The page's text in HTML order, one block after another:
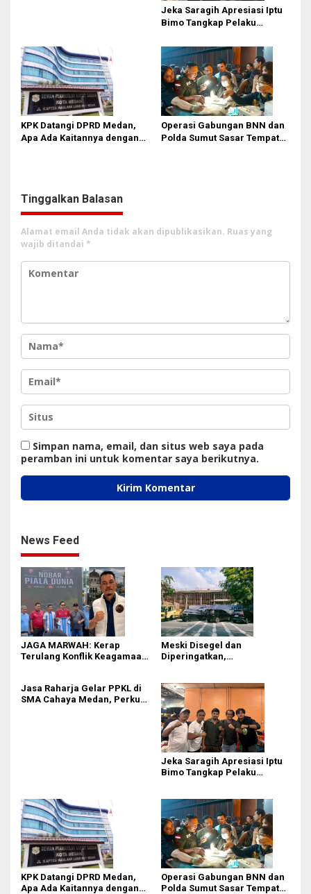
Jeka Saragih Apresiasi Iptu
Bimo Tangkap Pelaku
Hamil di Kawasan
Terowongan Pancasila
KPK Datangi DPRD Medan,
Apa Ada Kaitannya dengan
Operasi Gabungan BNN dan
Polda Sumut Sasar Tempat
Tinggalkan Balasan
Alamat email Anda tidak akan dipublikasikan. Ruas yang
wajib ditandai *
Simpan nama, email, dan situs web saya pada
peramban ini untuk komentar saya berikutnya.
News Feed
JAGA MARWAH: Kerap
Terulang Konflik Keagamaan,
Meski Disegel dan
Diperingatkan,
Medan
Jasa Raharja Gelar PPKL di
SMA Cahaya Medan, Perkuat
Jeka Saragih Apresiasi Iptu
Bimo Tangkap Pelaku
Terowongan Pancasila
KPK Datangi DPRD Medan,
Apa Ada Kaitannya dengan
Operasi Gabungan BNN dan
Polda Sumut Sasar Tempat